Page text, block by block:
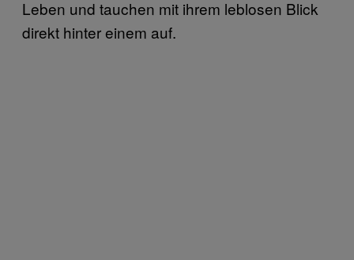
Leben und tauchen mit ihrem leblosen Blick
direkt hinter einem auf.